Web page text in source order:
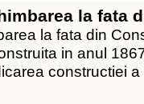
la fata
la fata din
in anul
constructiei a